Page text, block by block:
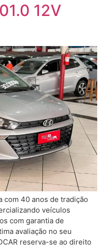
12V
com 40 anos de tradição
veículos
com garantia de
avaliação no seu
reserva-se ao direito